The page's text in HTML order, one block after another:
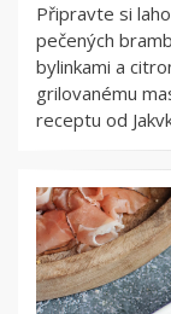
Připravte si
pečených
bylinkami a
grilovanému
receptu od